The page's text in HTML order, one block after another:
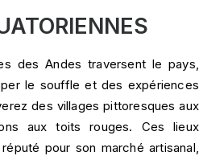
des Andes traversent le pays,
le souffle et des expériences
des villages pittoresques aux
aux toits rouges. Ces lieux
pour son marché artisanal,